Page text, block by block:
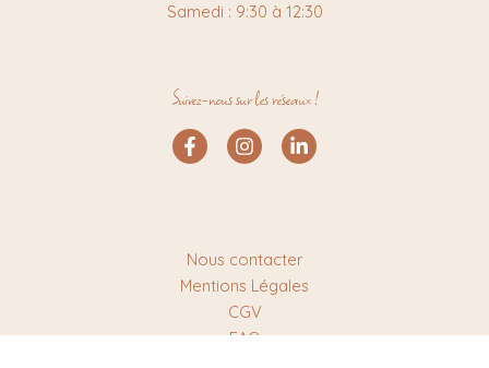
Samedi : 9:30 à 12:30
Suivez-nous sur les réseaux !
Nous contacter
Mentions Légales
CGV
FAQ